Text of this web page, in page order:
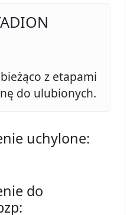
z etapami
do ulubionych.
uchylone:
do